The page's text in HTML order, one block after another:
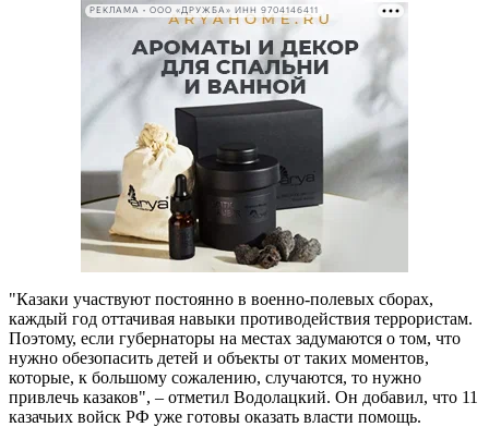
РЕКЛАМА • ООО «ДРУЖБА» ИНН 9704146411
"Казаки участвуют постоянно в военно-полевых сборах,
каждый год оттачивая навыки противодействия террористам.
Поэтому, если губернаторы на местах задумаются о том, что
нужно обезопасить детей и объекты от таких моментов,
которые, к большому сожалению, случаются, то нужно
привлечь казаков", – отметил Водолацкий. Он добавил, что 11
казачьих войск РФ уже готовы оказать власти помощь.